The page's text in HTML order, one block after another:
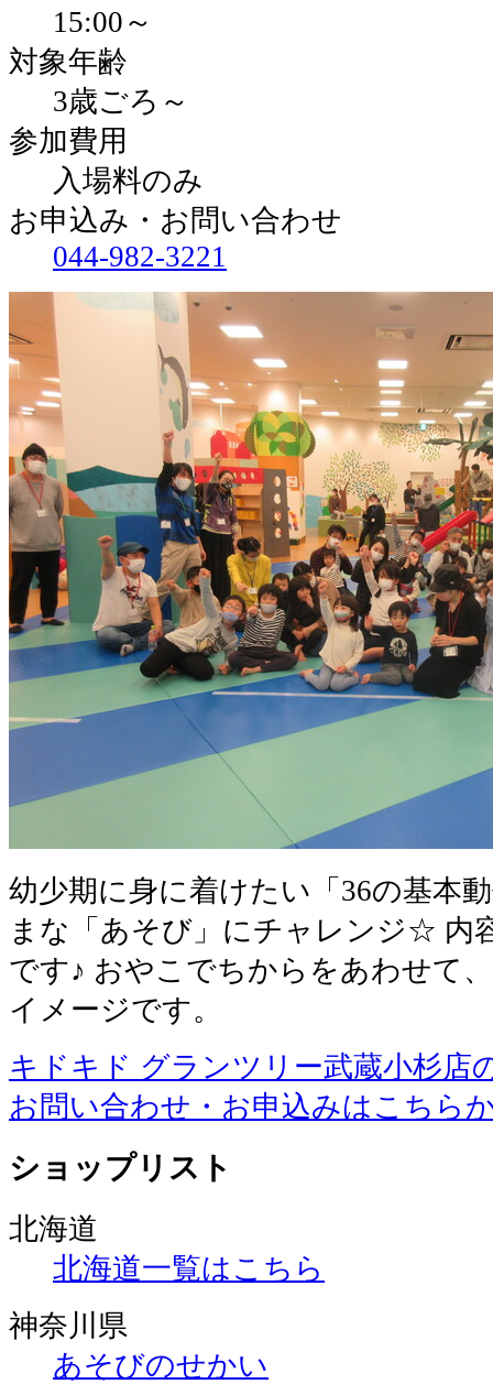
15:00～
対象年齢
3歳ごろ～
参加費用
入場料のみ
お申込み・お問い合わせ
044-982-3221
幼少期に身に着けたい「36の基本
まな「あそび」にチャレンジ☆ 内
です♪ おやこでちからをあわせて
イメージです。
キドキド グランツリー武蔵小杉店
お問い合わせ・お申込みはこちら
ショップリスト
北海道
北海道一覧はこちら
神奈川県
あそびのせかい